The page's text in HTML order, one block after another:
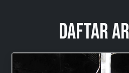
Daftar